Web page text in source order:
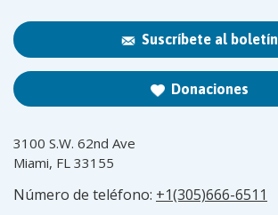
Suscríbete al boletín
Donaciones
3100 S.W. 62nd Ave
Miami, FL 33155
Número de teléfono: +1(305)666-6511